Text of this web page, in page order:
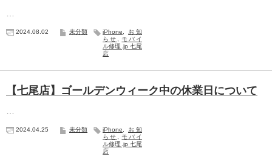
2024.08.02 未分類 iPhone
お知
らせ
,モバイ
ル修理.jp 七尾
店
【七尾店】ゴールデンウィーク中の休業日について
2024.04.25 未分類 iPhone
お知
らせ
,モバイ
ル修理.jp 七尾
店